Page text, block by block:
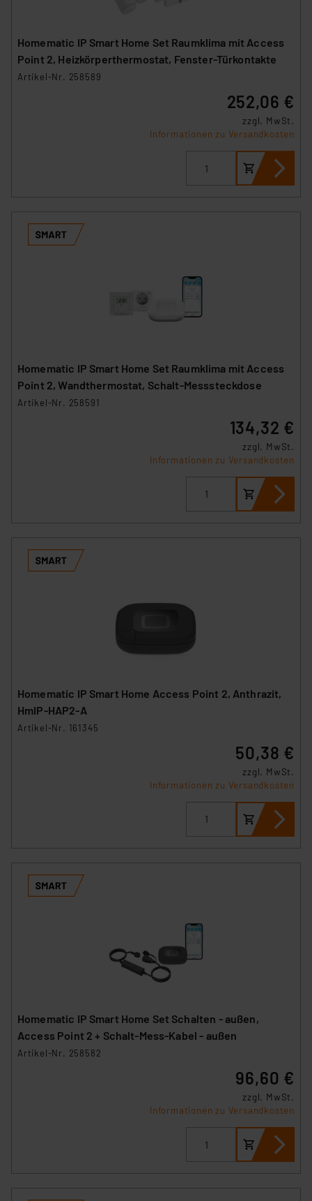
Homematic IP Smart Home Set Raumklima mit Access
Point 2, Heizkörperthermostat, Fenster-Türkontakte
Artikel-Nr. 258589
252,06 €
zzgl. MwSt.
Informationen zu Versandkosten
Homematic IP Smart Home Set Raumklima mit Access
Point 2, Wandthermostat, Schalt-Messsteckdose
Artikel-Nr. 258591
134,32 €
zzgl. MwSt.
Informationen zu Versandkosten
Homematic IP Smart Home Access Point 2, Anthrazit,
HmIP-HAP2-A
Artikel-Nr. 161345
50,38 €
zzgl. MwSt.
Informationen zu Versandkosten
Homematic IP Smart Home Set Schalten - außen,
Access Point 2 + Schalt-Mess-Kabel - außen
Artikel-Nr. 258582
96,60 €
zzgl. MwSt.
Informationen zu Versandkosten